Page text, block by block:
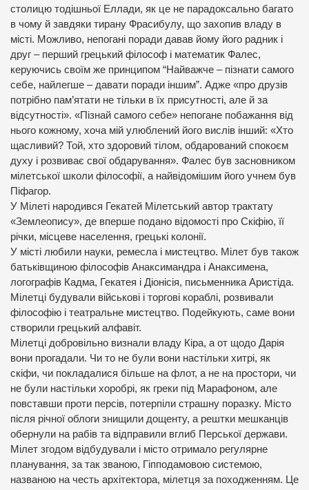
столицю тодішньої Еллади, як це не парадоксально багато
в чому й завдяки тирану Фрасибулу, що захопив владу в
місті. Можливо, непогані поради давав йому його радник і
друг – перший грецький філософ і математик Фалес,
керуючись своїм же принципом “Найважче – пізнати самого
себе, найлегше – давати поради іншим”. Адже «про друзів
потрібно пам’ятати не тільки в їх присутності, але й за
відсутності». «Пізнай самого себе» непогане побажання від
нього кожному, хоча мій улюблений його вислів інший: «Хто
щасливий? Той, хто здоровий тілом, обдарований спокоєм
духу і розвиває свої обдарування». Фалес був засновником
мілетської школи філософії, а найвідомішим його учнем був
Піфагор.
У Мілеті народився Гекатей Мілетський автор трактату
«Землеопису», де вперше подано відомості про Скіфію, її
річки, місцеве населення, грецькі колонії.
У місті любили науки, ремесла і мистецтво. Мілет був також
батьківщиною філософів Анаксимандра і Анаксимена,
логографів Кадма, Гекатея і Діонісія, письменника Аристіда.
Мілетці будували військові і торгові кораблі, розвивали
філософію і театральне мистецтво. Подейкують, саме вони
створили грецький алфавіт.
Мілетці добровільно визнали владу Кіра, а от щодо Дарія
вони прогадали. Чи то не були вони настільки хитрі, як
скіфи, чи покладалися більше на флот, а не на простори, чи
не були настільки хоробрі, як греки під Марафоном, але
повставши проти персів, потерпіли страшну поразку. Місто
після річної облоги знищили дощенту, а рештки мешканців
обернули на рабів та відправили вглиб Перської держави.
Мілет згодом відбудували і місто отримало регулярне
планування, за так званою, Гіпподамовою системою,
названою на честь архітектора, мілетця за походженням. Це